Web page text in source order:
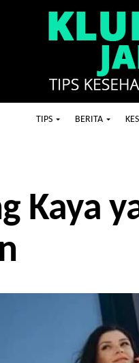
TIPS BERITA
Kaya